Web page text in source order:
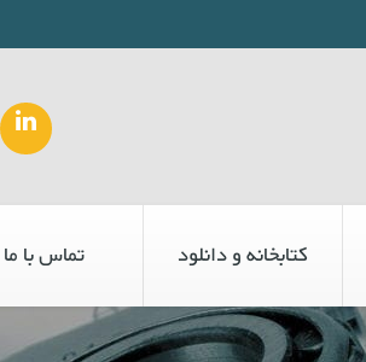
کتابخانه و دانلود تماس با ما